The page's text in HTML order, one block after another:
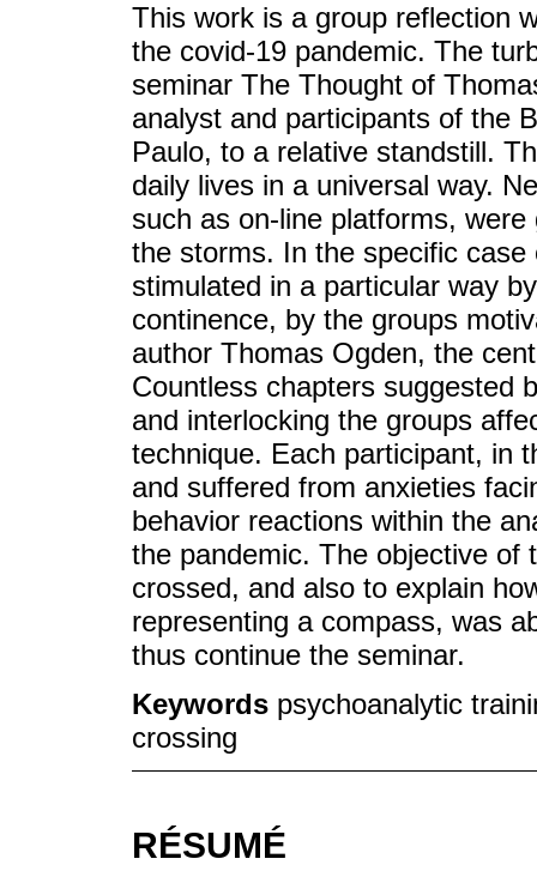
This work is a group reflection
the covid-19 pandemic. The
seminar The Thought of
analyst and participants of the
Paulo, to a relative standstill.
daily lives in a universal way.
such as on-line platforms,
the storms. In the specific
stimulated in a particular way
continence, by the groups
author Thomas Ogden, the
Countless chapters suggested
and interlocking the groups
technique. Each participant, in
and suffered from anxieties
behavior reactions within the
the pandemic. The objective of
crossed, and also to explain
representing a compass, was
thus continue the seminar.
Keywords psychoanalytic
crossing
RÉSUMÉ